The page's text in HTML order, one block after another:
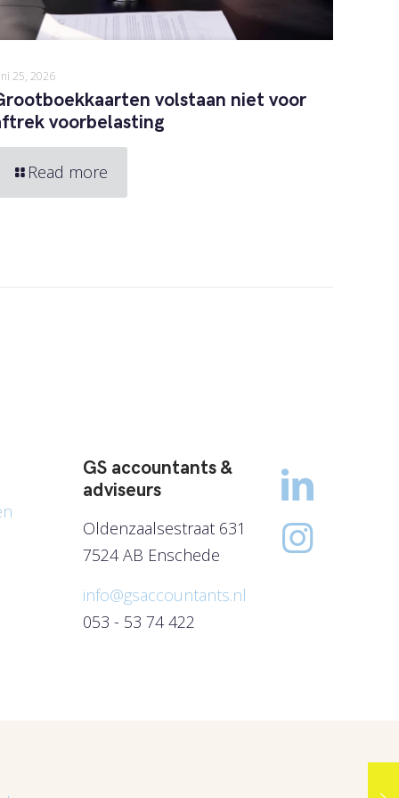
25, 2026
volstaan niet voor
voorbelasting
Read more
GS accountants &
adviseurs
Oldenzaalsestraat 631
7524 AB Enschede
info@gsaccountants.nl
053 - 53 74 422